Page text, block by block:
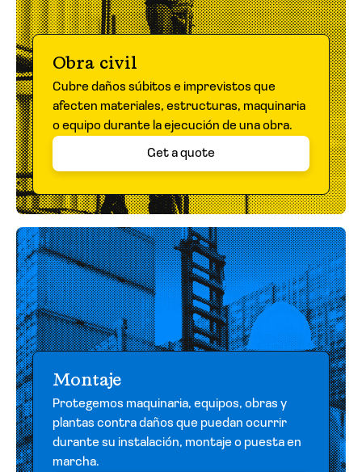
Obra civil
Cubre daños súbitos e imprevistos que
afecten materiales, estructuras, maquinaria
o equipo durante la ejecución de una obra.
Get a quote
Montaje
Protegemos maquinaria, equipos, obras y
plantas contra daños que puedan ocurrir
durante su instalación, montaje o puesta en
marcha.